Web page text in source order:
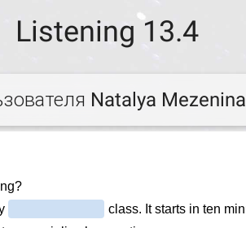
Listening 13.4
Natalya Mezenina